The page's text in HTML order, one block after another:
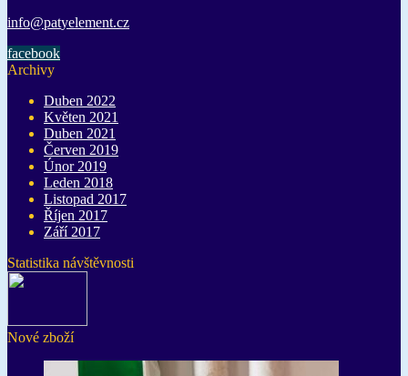
info@patyelement.cz
facebook
Archivy
Duben 2022
Květen 2021
Duben 2021
Červen 2019
Únor 2019
Leden 2018
Listopad 2017
Říjen 2017
Září 2017
Statistika návštěvnosti
Nové zboží